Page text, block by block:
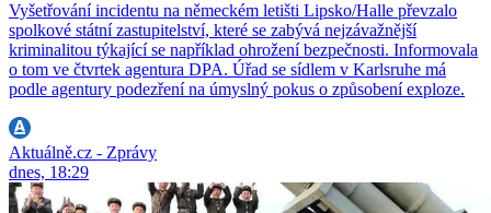
Vyšetřování incidentu na německém letišti Lipsko/Halle převzalo
spolkové státní zastupitelství, které se zabývá nejzávažnější
kriminalitou týkající se například ohrožení bezpečnosti. Informovala
o tom ve čtvrtek agentura DPA. Úřad se sídlem v Karlsruhe má
podle agentury podezření na úmyslný pokus o způsobení exploze.
Aktuálně.cz - Zprávy
dnes, 18:29